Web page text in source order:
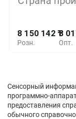
Розн.
8 150 142 ₸
Опт.
8
10+ -
Сенсорный
программно-
предоставления
обычного